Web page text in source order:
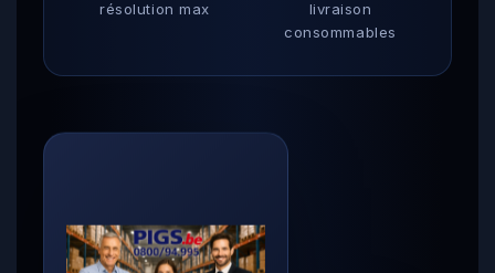
résolution max
livraison
consommables